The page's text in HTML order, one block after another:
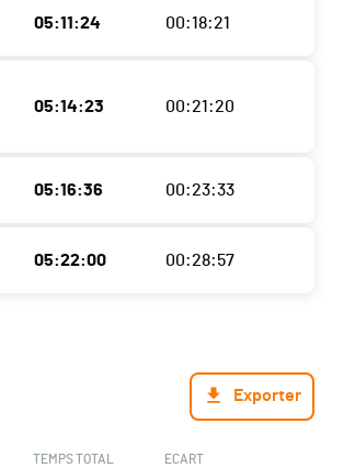
05:11:24 00:18:21
05:14:23 00:21:20
05:16:36 00:23:33
05:22:00 00:28:57
Exporter
TEMPS TOTAL ECART